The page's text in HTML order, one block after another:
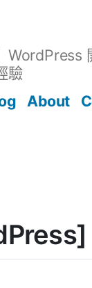
WordPress
驗
About